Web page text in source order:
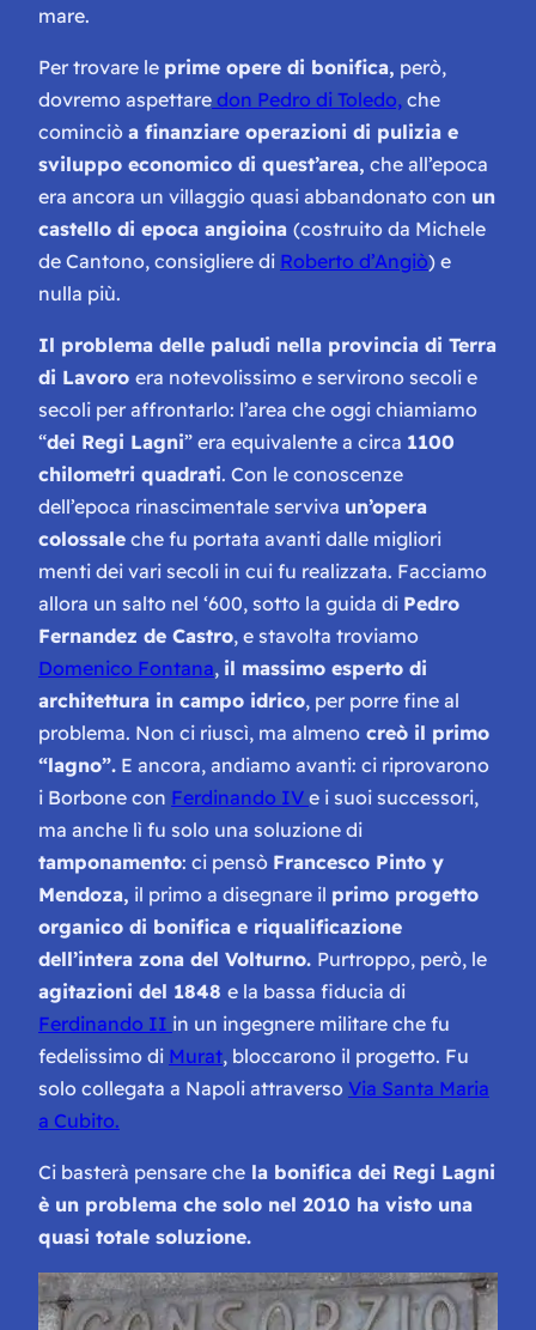
mare.
Per trovare le prime opere di bonifica, però,
dovremo aspettare don Pedro di Toledo, che
cominciò a finanziare operazioni di pulizia e
sviluppo economico di quest’area, che all’epoca
era ancora un villaggio quasi abbandonato con un
castello di epoca angioina (costruito da Michele
de Cantono, consigliere di Roberto d’Angiò) e
nulla più.
Il problema delle paludi nella provincia di Terra
di Lavoro era notevolissimo e servirono secoli e
secoli per affrontarlo: l’area che oggi chiamiamo
“dei Regi Lagni” era equivalente a circa 1100
chilometri quadrati. Con le conoscenze
dell’epoca rinascimentale serviva un’opera
colossale che fu portata avanti dalle migliori
menti dei vari secoli in cui fu realizzata. Facciamo
allora un salto nel ‘600, sotto la guida di Pedro
Fernandez de Castro, e stavolta troviamo
Domenico Fontana, il massimo esperto di
architettura in campo idrico, per porre fine al
problema. Non ci riuscì, ma almeno creò il primo
“lagno”. E ancora, andiamo avanti: ci riprovarono
i Borbone con Ferdinando IV e i suoi successori,
ma anche lì fu solo una soluzione di
tamponamento: ci pensò Francesco Pinto y
Mendoza, il primo a disegnare il primo progetto
organico di bonifica e riqualificazione
dell’intera zona del Volturno. Purtroppo, però, le
agitazioni del 1848 e la bassa fiducia di
Ferdinando II in un ingegnere militare che fu
fedelissimo di Murat, bloccarono il progetto. Fu
solo collegata a Napoli attraverso Via Santa Maria
a Cubito.
Ci basterà pensare che la bonifica dei Regi Lagni
è un problema che solo nel 2010 ha visto una
quasi totale soluzione.